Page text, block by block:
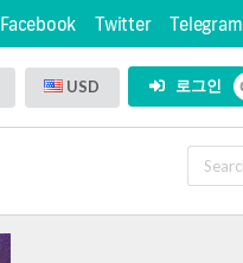
Facebook Twitter Telegram
USD 로그인